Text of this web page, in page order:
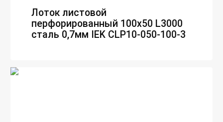
Лоток листовой
перфорированный 100х50 L3000
сталь 0,7мм IEK CLP10-050-100-3